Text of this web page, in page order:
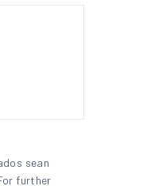
sean
further